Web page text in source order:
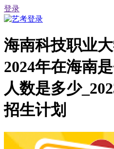
登录
海南科技职业
2024年在海南
人数是多少
招生计划